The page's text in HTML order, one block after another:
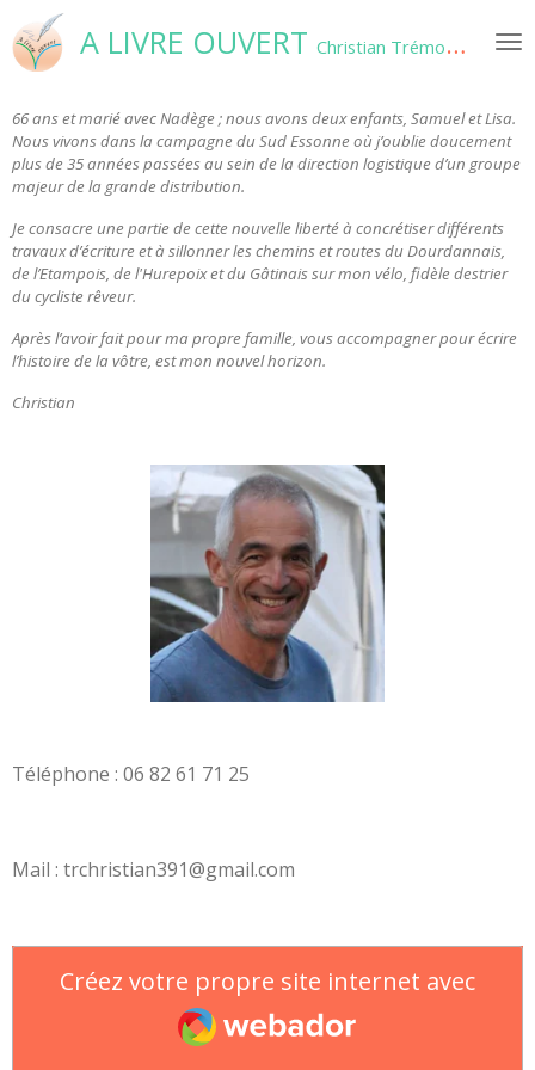
Passer
au
principal
A LIVRE OUVERTChristian Trémouilles
66 ans et marié avec Nadège ; nous avons deux enfants, Samuel et Lisa.
Nous vivons dans la campagne du Sud Essonne où j’oublie doucement
plus de 35 années passées au sein de la direction logistique d’un groupe
majeur de la grande distribution.
Je consacre une partie de cette nouvelle liberté à concrétiser différents
travaux d’écriture et à sillonner les chemins et routes du Dourdannais,
de l’Etampois, de l'Hurepoix et du Gâtinais sur mon vélo, fidèle destrier
du cycliste rêveur.
Après l’avoir fait pour ma propre famille, vous accompagner pour écrire
l’histoire de la vôtre, est mon nouvel horizon.
Christian
Téléphone : 06 82 61 71 25
Mail : trchristian391@gmail.com
Créez votre propre site internet avec
Webador